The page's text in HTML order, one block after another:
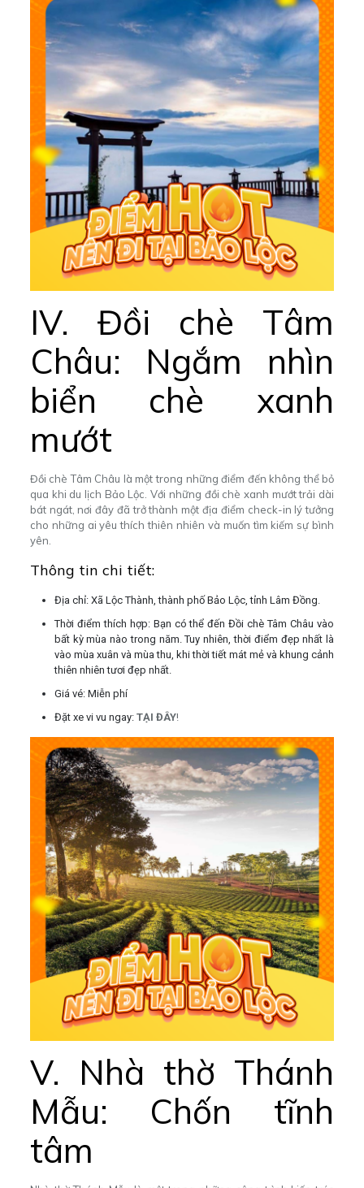
IV. Đồi chè Tâm
Châu: Ngắm nhìn
biển chè xanh
mướt
Đồi chè Tâm Châu là một trong những điểm đến không thể bỏ
qua khi du lịch Bảo Lộc. Với những đồi chè xanh mướt trải dài
bát ngát, nơi đây đã trở thành một địa điểm check-in lý tưởng
cho những ai yêu thích thiên nhiên và muốn tìm kiếm sự bình
yên.
Thông tin chi tiết:
Địa chỉ: Xã Lộc Thành, thành phố Bảo Lộc, tỉnh Lâm Đồng.
Thời điểm thích hợp: Bạn có thể đến Đồi chè Tâm Châu vào
bất kỳ mùa nào trong năm. Tuy nhiên, thời điểm đẹp nhất là
vào mùa xuân và mùa thu, khi thời tiết mát mẻ và khung cảnh
thiên nhiên tươi đẹp nhất.
Giá vé: Miễn phí
Đặt xe vi vu ngay: TẠI ĐÂY!
V. Nhà thờ Thánh
Mẫu: Chốn tĩnh
tâm